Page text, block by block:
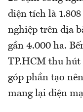
diện tích là
nghiệp trên địa
gần 4.000 ha.
TP.HCM thu hút
góp phần tạo
mang lại diện